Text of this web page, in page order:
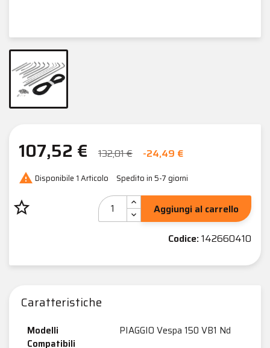
107,52 € 132,01 € -24,49 €
 Disponibile 1 Articolo Spedito in 5-7 giorni
star_border
Aggiungi al carrello
Codice:142660410
Caratteristiche
Modelli
Compatibili
PIAGGIO Vespa 150 VB1 Nd